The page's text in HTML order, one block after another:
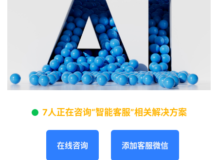
7人正在咨询“智能客服”相关解决方案
在线咨询 添加客服微信